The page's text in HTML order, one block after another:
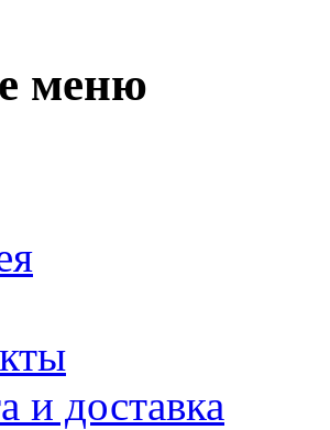
меню
и доставка